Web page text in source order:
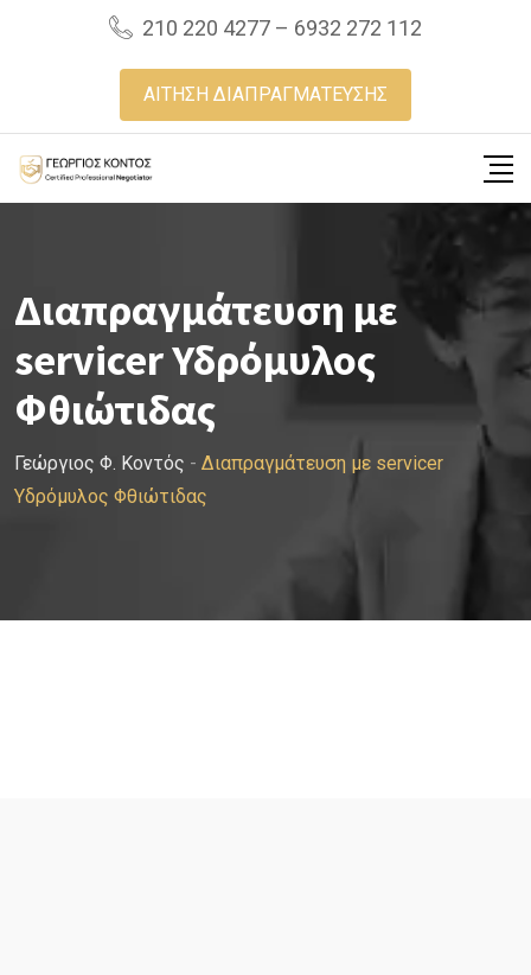
210 220 4277 – 6932 272 112
ΑΙΤΗΣΗ ΔΙΑΠΡΑΓΜΑΤΕΥΣΗΣ
Διαπραγμάτευση με
servicer Υδρόμυλος
Φθιώτιδας
Γεώργιος Φ. Κοντός - Διαπραγμάτευση με servicer
Υδρόμυλος Φθιώτιδας